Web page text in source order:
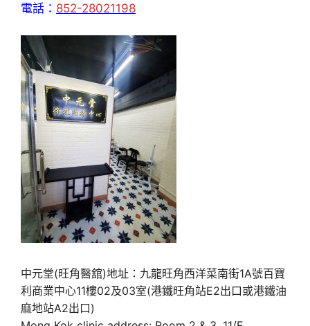
電話： 852-28021198
中元堂(旺角醫舘)地址：九龍旺角西洋菜南街1A號百寶
利商業中心11樓02及03室(港鐵旺角站E2出口或港鐵油
麻地站A2出口)